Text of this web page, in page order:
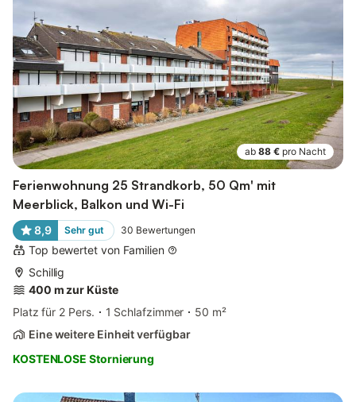
ab 88 € pro Nacht
Ferienwohnung 25 Strandkorb, 50 Qm' mit
Meerblick, Balkon und Wi-Fi
8,9 Sehr gut 30 Bewertungen
Top bewertet von Familien
Schillig
400 m zur Küste
Platz für 2 Pers.
1 Schlafzimmer
50 m²
Eine weitere Einheit verfügbar
KOSTENLOSE Stornierung